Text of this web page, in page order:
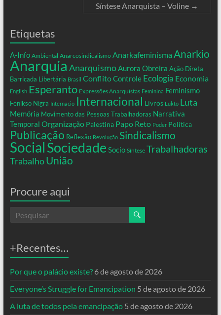
Síntese Anarquista – Voline →
Etiquetas
A-Info Ambiental Anarcosindicalismo Anarkafeminisma Anarkio
Anarquia AnarquismoAurora Obreira Ação Direta
Barricada Libertária Brasil ConflitoControle Ecologia Economia
English Esperanto Expressões Anarquistas Feminina Feminismo
Fenikso Nigra Internacio Internacional Livros Lukto Luta
Memória Movimento das Pessoas Trabalhadoras Narrativa
Temporal Organização Palestina Papo Reto Poder Política
Publicação Reflexão Revolução Sindicalismo
SocialSociedade Socio Síntese Trabalhadoras
Trabalho União
Procure aqui
+Recentes…
Por que o palácio existe? 6 de agosto de 2026
Everyone’s Struggle for Emancipation 5 de agosto de 2026
A luta de todos pela emancipação 5 de agosto de 2026